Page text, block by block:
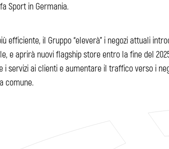
Sport in Germania.
efficiente, il Gruppo “eleverà” i negozi attuali
e aprirà nuovi flagship store entro la fine del
servizi ai clienti e aumentare il traffico verso i
comune.